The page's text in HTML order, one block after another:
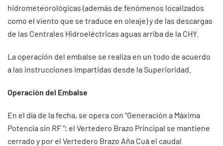
hidrometeorológicas (además de fenómenos localizados
como el viento que se traduce en oleaje) y de las descargas
de las Centrales Hidroeléctricas aguas arriba de la CHY.
La operación del embalse se realiza en un todo de acuerdo
a las instrucciones impartidas desde la Superioridad.
Operación del Embalse
En el día de la fecha, se opera con “Generación a Máxima
Potencia sin RF “; el Vertedero Brazo Principal se mantiene
cerrado y por el Vertedero Brazo Aña Cuá el caudal